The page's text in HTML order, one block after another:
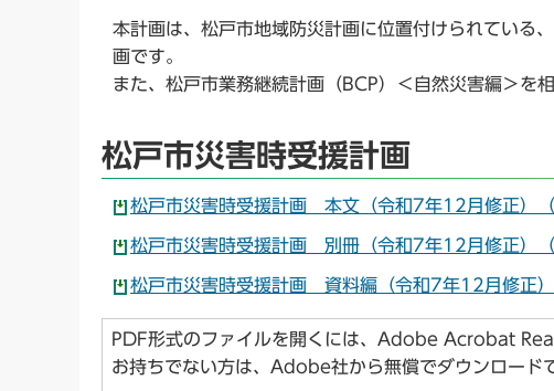
本計画は、松戸市地域防災計画に位置付けられている
画です。
また、松戸市業務継続計画（BCP）＜自然災害編＞を
松戸市災害時受援計画
松戸市災害時受援計画 本文（令和7年12月修正）
松戸市災害時受援計画 別冊（令和7年12月修正）
松戸市災害時受援計画 資料編（令和7年12月修正
PDF形式のファイルを開くには、Adobe Acrobat
お持ちでない方は、Adobe社から無償でダウンロード